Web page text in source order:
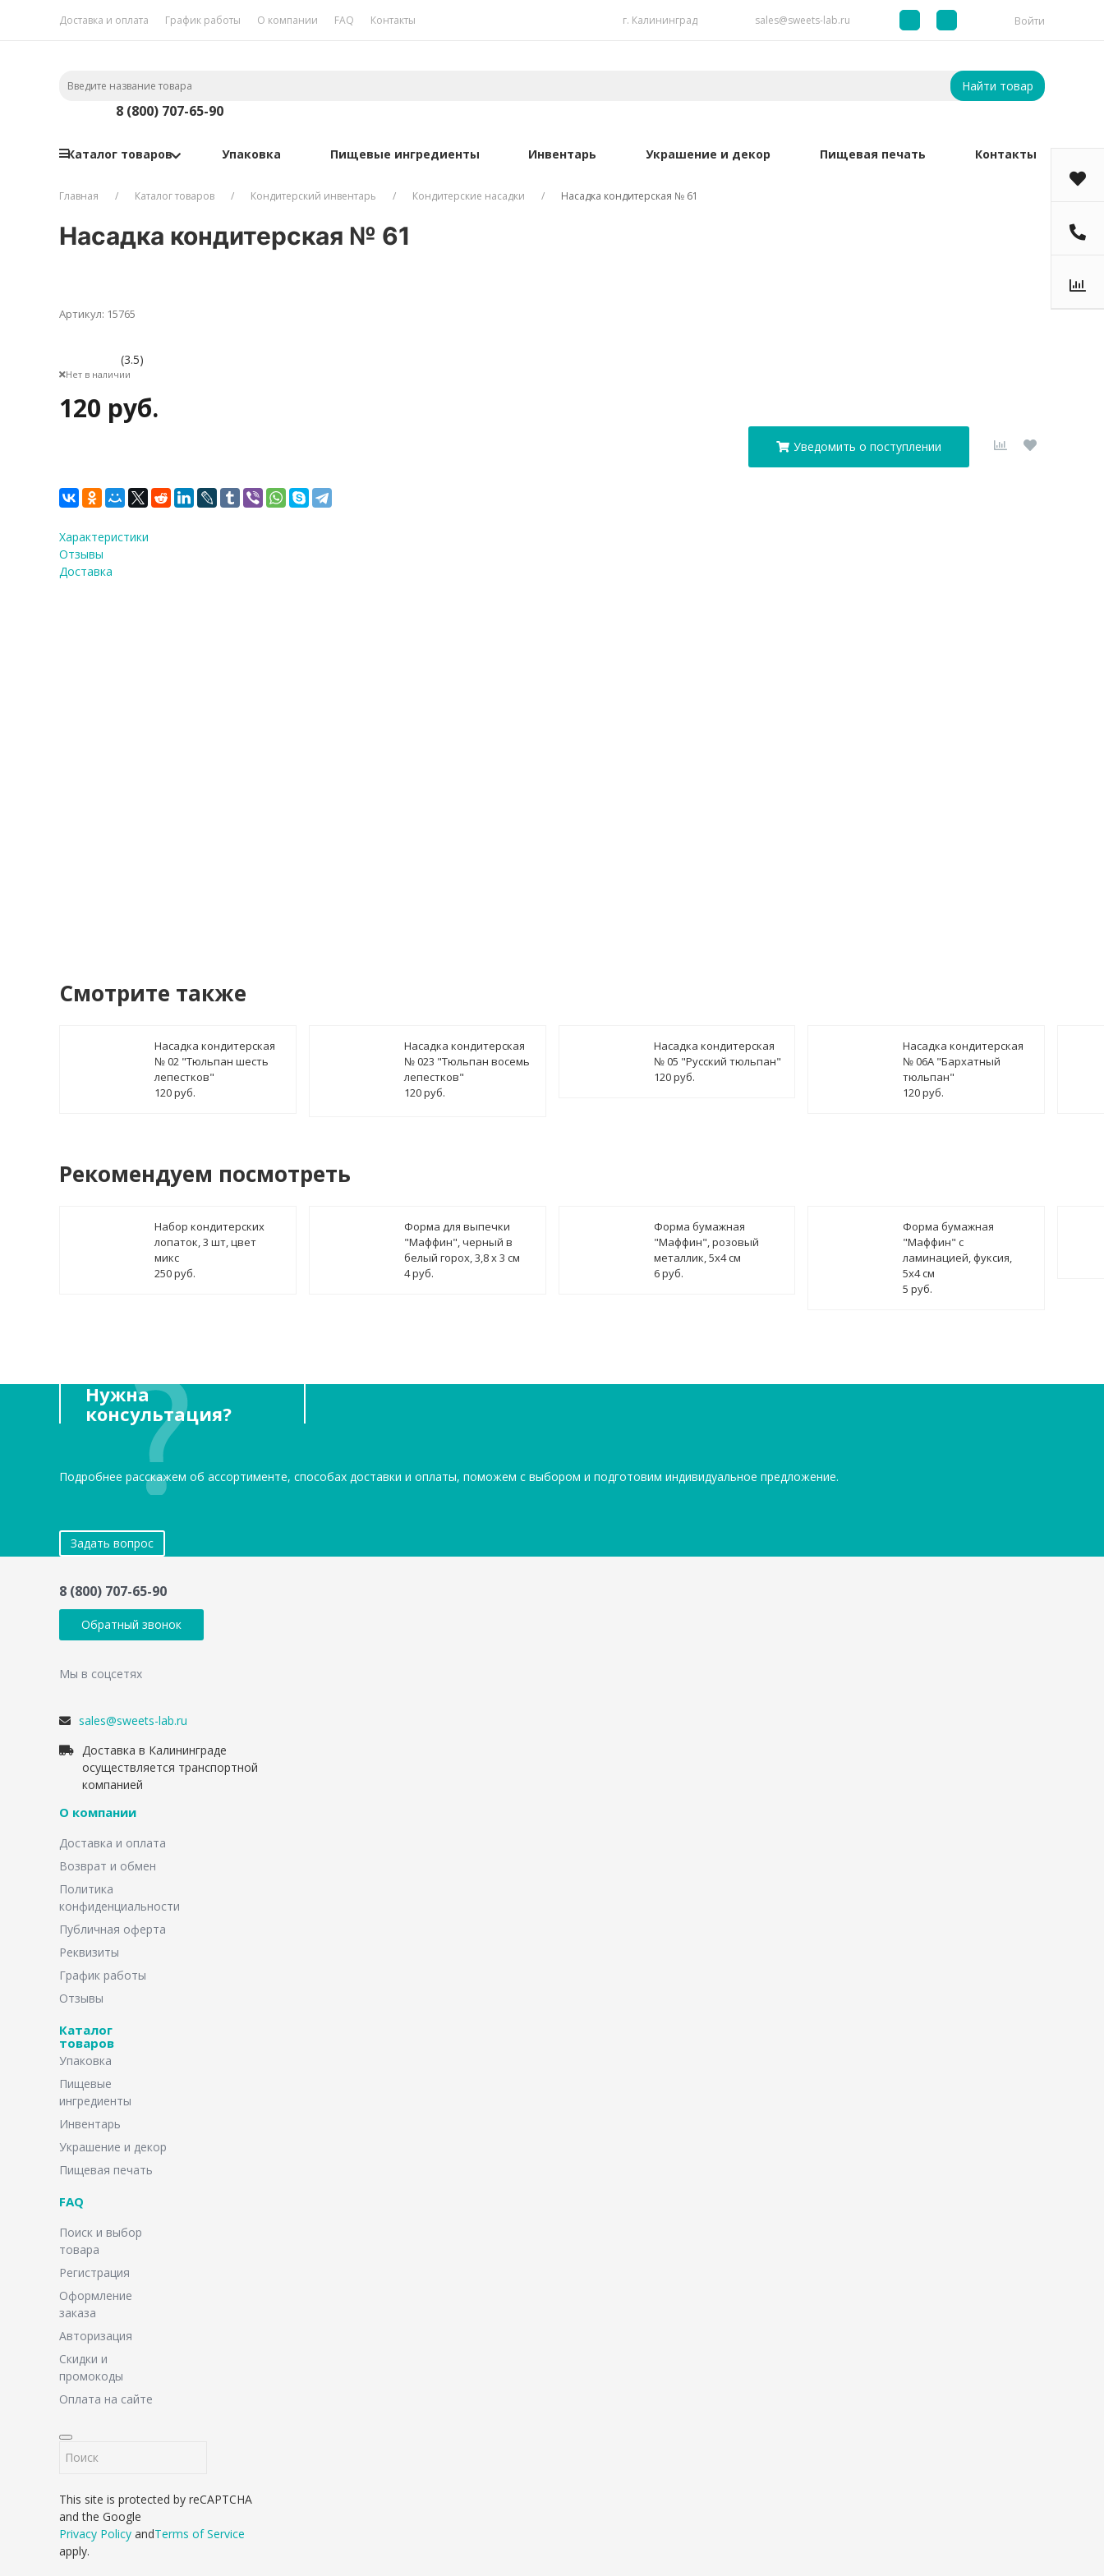
Доставка и оплата График работы О компании FAQ Контакты г. Калининград sales@sweets-lab.ru Войти
Найти товар
8 (800) 707-65-90
Каталог товаров Упаковка Пищевые ингредиенты Инвентарь Украшение и декор Пищевая печать Контакты
Главная Каталог товаров Кондитерский инвентарь Кондитерские насадки Насадка кондитерская № 61
Насадка кондитерская № 61
Артикул: 15765
(3.5)
Нет в наличии
120 руб.
Уведомить о поступлении
Характеристики
Отзывы
Доставка
Смотрите также
Насадка кондитерская
№ 02 "Тюльпан шесть
лепестков"
120 руб.
Насадка кондитерская
№ 023 "Тюльпан восемь
лепестков"
120 руб.
Насадка кондитерская
№ 05 "Русский тюльпан"
120 руб.
Насадка кондитерская
№ 06А "Бархатный
тюльпан"
120 руб.
Рекомендуем посмотреть
Набор кондитерских
лопаток, 3 шт, цвет
микс
250 руб.
Форма для выпечки
"Маффин", черный в
белый горох, 3,8 х 3 см
4 руб.
Форма бумажная
"Маффин", розовый
металлик, 5х4 см
6 руб.
Форма бумажная
"Маффин" с
ламинацией, фуксия,
5х4 см
5 руб.
Нужна
консультация?
Подробнее расскажем об ассортименте, способах доставки и оплаты, поможем с выбором и подготовим индивидуальное предложение.
Задать вопрос
8 (800) 707-65-90
Обратный звонок
Мы в соцсетях
sales@sweets-lab.ru
Доставка в Калининграде
осуществляется транспортной
компанией
О компании
Доставка и оплата
Возврат и обмен
Политика
конфиденциальности
Публичная оферта
Реквизиты
График работы
Отзывы
Каталог
товаров
Упаковка
Пищевые
ингредиенты
Инвентарь
Украшение и декор
Пищевая печать
FAQ
Поиск и выбор
товара
Регистрация
Оформление
заказа
Авторизация
Скидки и
промокоды
Оплата на сайте
This site is protected by reCAPTCHA
and the Google
Privacy Policy andTerms of Service
apply.